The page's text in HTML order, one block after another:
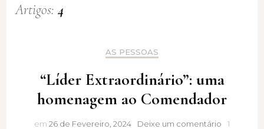
Artigos:4
AS PESSOAS
“Líder Extraordinário”: uma
homenagem ao Comendador
em 26 de Fevereiro, 2024 Deixe um comentário “Líder
1